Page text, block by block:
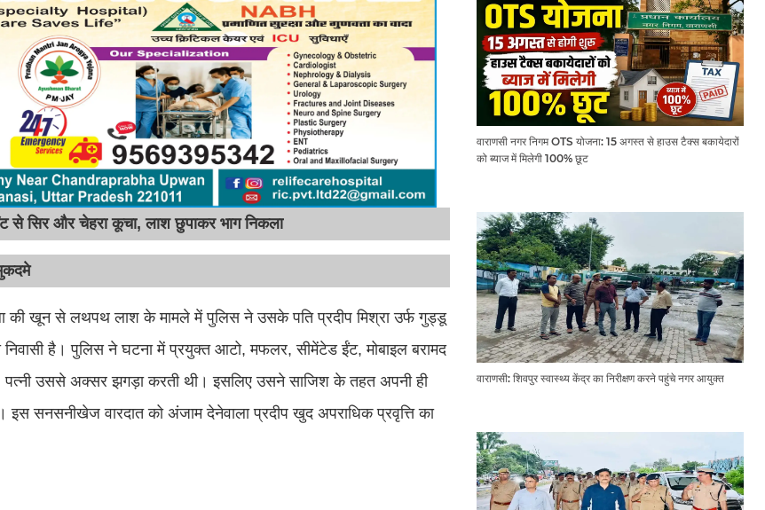
सिर और चेहरा कूचा, लाश छुपाकर भाग निकला
की खून से लथपथ लाश के मामले में पुलिस ने उसके पति प्रदीप मिश्रा उर्फ गुड्डू
निवासी है। पुलिस ने घटना में प्रयुक्त आटो, मफलर, सीमेंटेड ईंट, मोबाइल बरामद
पत्नी उससे अक्सर झगड़ा करती थी। इसलिए उसने साजिश के तहत अपनी ही
सनसनीखेज वारदात को अंजाम देनेवाला प्रदीप खुद अपराधिक प्रवृत्ति का
वाराणसी नगर निगम OTS योजना: 15 अगस्त से हाउस टैक्स बकायेदारों
को ब्याज में मिलेगी 100% छूट
वाराणसी: शिवपुर स्वास्थ्य केंद्र का निरीक्षण करने पहुंचे नगर आयुक्त